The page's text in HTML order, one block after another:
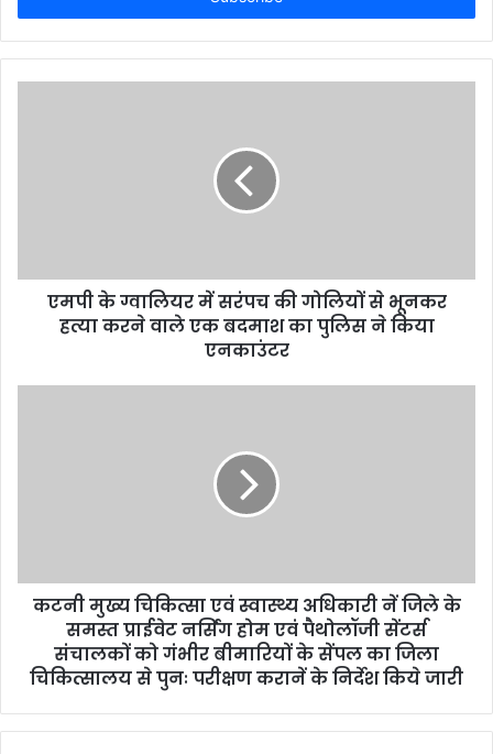
r
y
s
एमपी के ग्वालियर में सरंपच की गोलियों से भूनकर
हत्या करने वाले एक बदमाश का पुलिस ने किया
एनकाउंटर
कटनी मुख्य चिकित्सा एवं स्वास्थ्य अधिकारी नें जिले के
समस्त प्राईवेट नर्सिंग होम एवं पैथोलॉजी सेंटर्स
संचालकों को गंभीर बीमारियों के सेंपल का जिला
चिकित्सालय से पुनः परीक्षण करानें के निर्देश किये जारी